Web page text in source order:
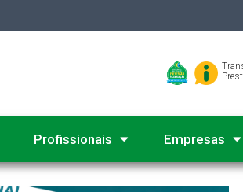
Profissionais Empresas